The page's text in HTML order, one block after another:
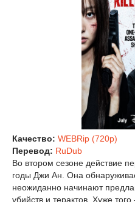
Качество: WEBRip (720p)
Перевод: RuDub
Во втором сезоне действие
годы Джи Ан. Она
неожиданно начинают
убийств и терактов. Хуже